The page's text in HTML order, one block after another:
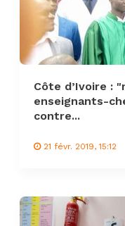
Côte d’Ivoire :
enseignants-
contre...
21 févr. 2019, 15:12